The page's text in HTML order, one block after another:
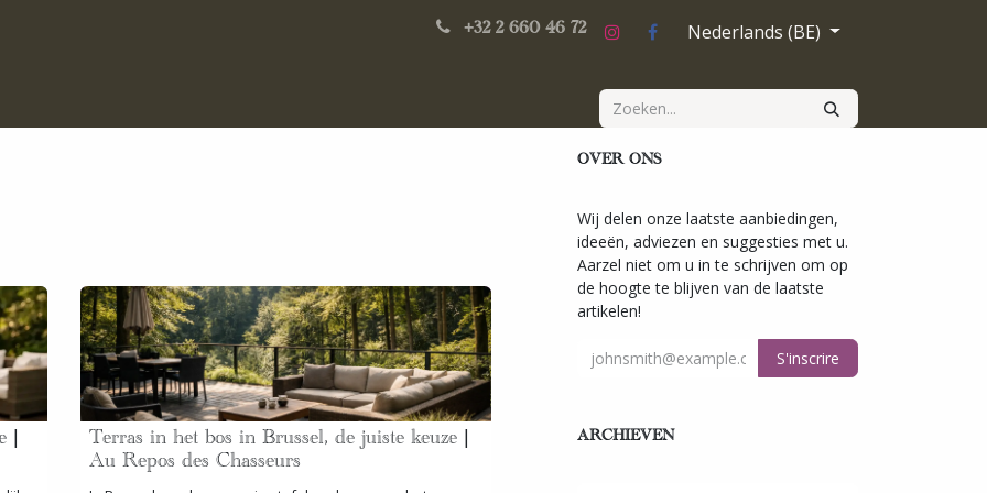
Blog Notes Fotogalerij Contacteer ons paris-theatre-2026-2027
+32 2 660 46 72 Nederlands (BE)
|
Terras in het bos in Brussel, de juiste keuze |
Au Repos des Chasseurs
OVER ONS
Wij delen onze laatste aanbiedingen,
ideeën, adviezen en suggesties met u.
Aarzel niet om u in te schrijven om op
de hoogte te blijven van de laatste
artikelen!
S'inscrire
ARCHIEVEN